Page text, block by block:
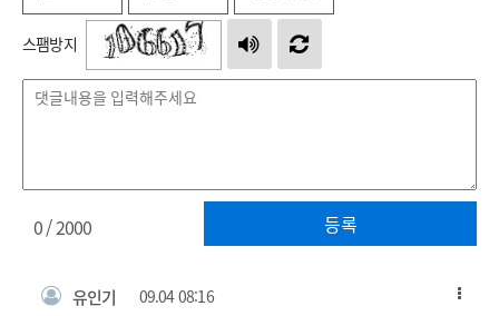
스팸방지
등록
0/ 2000
유인기 09.04 08:16